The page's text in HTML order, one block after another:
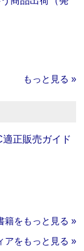
もっと見る »
適正販売ガイド
籍をもっと見る »
アをもっと見る »